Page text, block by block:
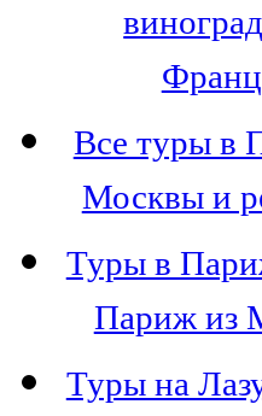
Все туры в
Москвы и
Туры в
Париж из
Туры на